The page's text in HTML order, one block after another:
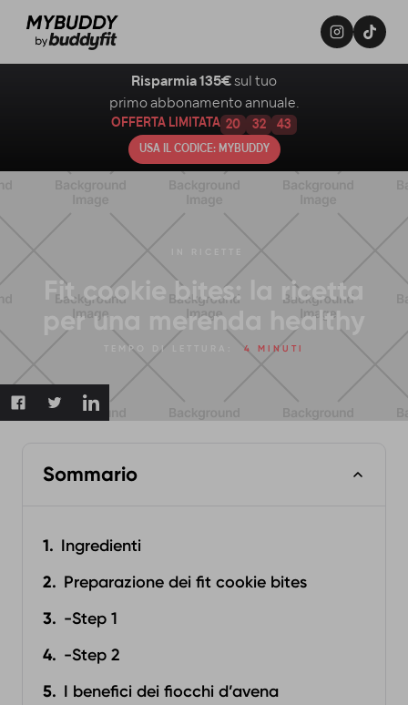
Fit cookie bites: la ricetta
per una merenda healthy
TEMPO DI LETTURA: 4 MINUTI
Sommario
Ingredienti
Preparazione dei fit cookie bites
-Step 1
-Step 2
I benefici dei fiocchi d’avena
Risparmia 135€ sul tuo
primo abbonamento annuale.
OFFERTA LIMITATA 20 32 42
USA IL CODICE: MYBUDDY